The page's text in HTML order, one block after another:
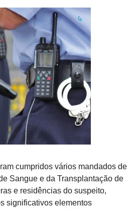
cumpridos vários mandados de
Sangue e da Transplantação de
e residências do suspeito,
significativos elementos